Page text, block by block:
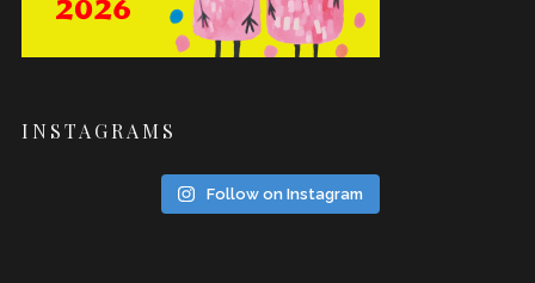
INSTAGRAMS
Follow on Instagram